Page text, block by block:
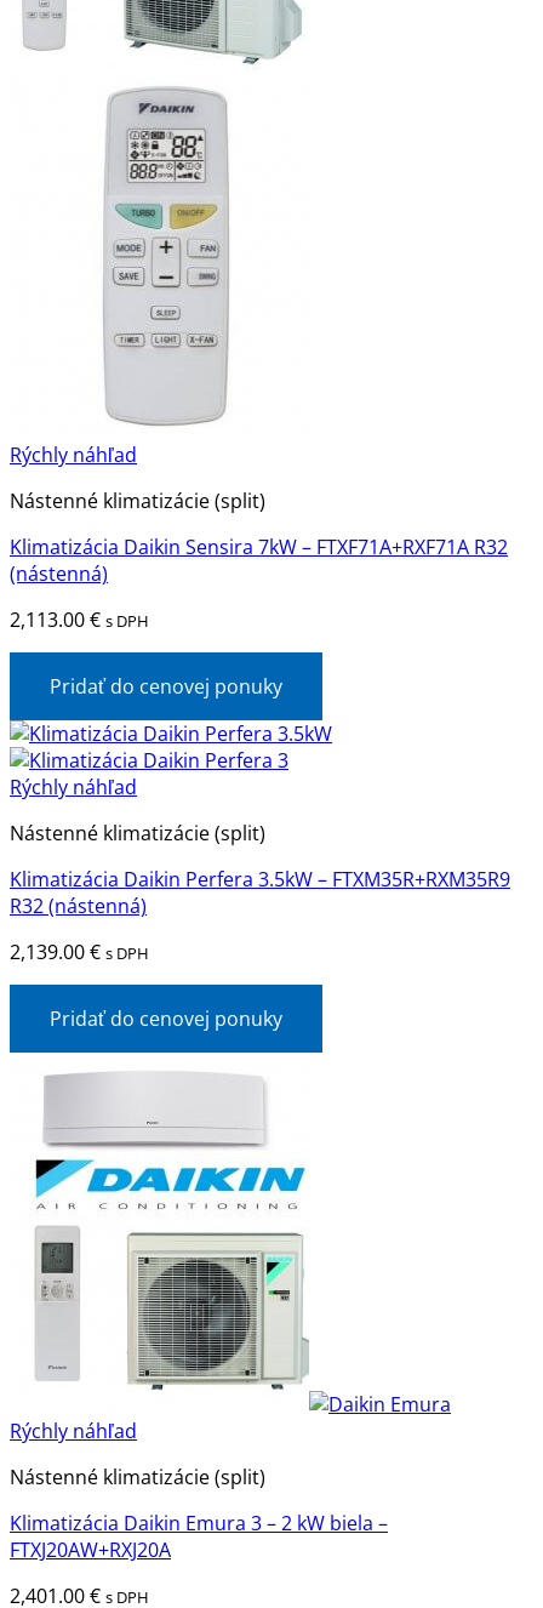
Rýchly náhľad
Nástenné klimatizácie (split)
Klimatizácia Daikin Sensira 7kW – FTXF71A+RXF71A R32
(nástenná)
2,113.00€ s DPH
Pridať do cenovej ponuky
Rýchly náhľad
Nástenné klimatizácie (split)
Klimatizácia Daikin Perfera 3.5kW – FTXM35R+RXM35R9
R32 (nástenná)
2,139.00€ s DPH
Pridať do cenovej ponuky
Rýchly náhľad
Nástenné klimatizácie (split)
Klimatizácia Daikin Emura 3 – 2 kW biela –
FTXJ20AW+RXJ20A
2,401.00€ s DPH